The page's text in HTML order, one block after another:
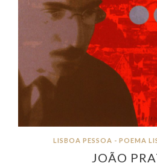
LISBOA PESSOA - POEMA
JOÃO